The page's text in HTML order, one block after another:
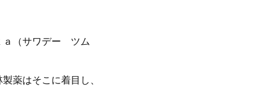
ａ（サワデー ツム
薬はそこに着目し、